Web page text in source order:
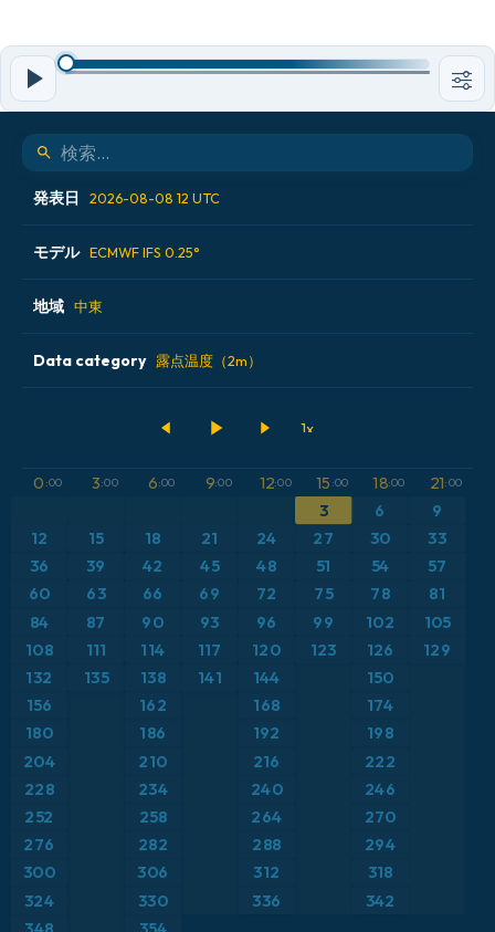
発表日 2026-08-08 12 UTC
2026-08-07 12 UTC
2026-08-08 00 UTC
2026-08-08 12 UTC
モデル ECMWF IFS 0.25°
ALADIN CZ 2.3 km
ECMWF AIFS [AI]
ICON ドイツ 2 km
地域 中東
アイスランド
イタリア
オーストリア
ギリシャ
スイス
スカンジナビア
スペイン
トルコ
Data category 露点温度（2m）
気温異常（2m）
気温異常（850hPa）
気温（2m）
気温（850hPa）
積雪深
突風
突風（最大）
0 :00 3:00 6:00 9:00 12:00 15 :00 18:00 21:00
3 6 9
12 15 18 21 24 27 30
33
36
39 42 45 48 51 54
57
60
63 66 69 72 75 78
81
84
87 90 93 96 99 102
105
108
111 114 117 120 123 126
129
132
135 138 141 144 150
156 162 168 174
180 186 192
198
204
210 216
222
228
234 240
246
252
258 264 270
276 282 288 294
300 306 312
318
324
330 336
342